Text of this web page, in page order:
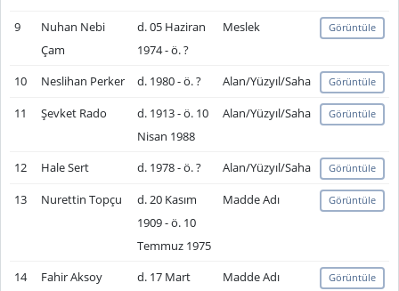
9
Nuhan Nebi
Çam
d. 05 Haziran
1974 - ö. ?
Meslek Görüntüle
10 Neslihan Perker d. 1980 - ö. ? Alan/Yüzyıl/Saha Görüntüle
11 Şevket Rado
d. 1913 - ö. 10
Nisan 1988
Alan/Yüzyıl/Saha Görüntüle
12 Hale Sert d. 1978 - ö. ? Alan/Yüzyıl/Saha Görüntüle
13 Nurettin Topçu
d. 20 Kasım
1909 - ö. 10
Temmuz 1975
Madde Adı Görüntüle
14 Fahir Aksoy
d. 17 Mart
Madde Adı Görüntüle